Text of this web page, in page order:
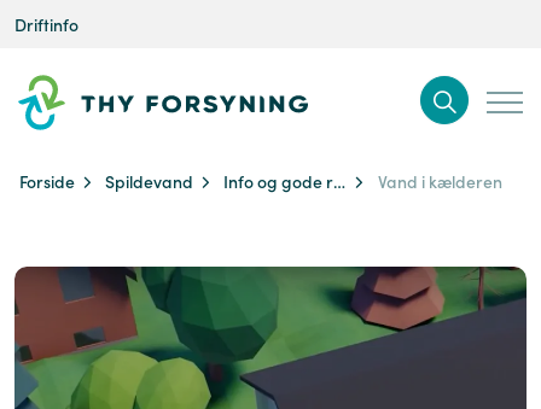
Driftinfo
Forside Spildevand Info og gode råd Vand i kælderen